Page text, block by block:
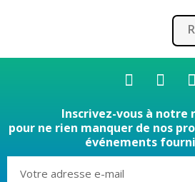
Inscrivez-vous à notre
pour ne rien manquer de nos
événements